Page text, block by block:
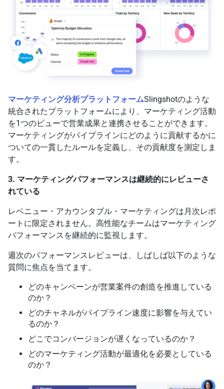
マーケティング分析プラットフォームSlingshotのような
統合されたプラットフォームにより、マーケティング活動
を1つのビューで営業成果と連携させることができます。
マーケティングがパイプラインにどのように貢献するかに
ついての一貫したルールを定義し、その貢献度を測定しま
す。
3. マーケティングパフォーマンスは継続的にレビューさ
れている
レベニュー・アカウンタブル・マーケティングは月次レポ
ートに限定されません。高性能なチームはマーケティング
パフォーマンスを継続的に監視します。
週次のパフォーマンスレビューは、しばしば以下のような
質問に焦点を当てます。
どのキャンペーンが営業案件の創造を推進している
のか？
どのチャネルがパイプライン速度に影響を与えてい
るのか？
どこでコンバージョンが遅くなっているのか？
どのマーケティング活動が最適化を必要としている
のか？